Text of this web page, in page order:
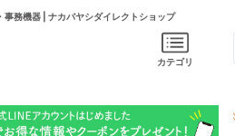
務機器 | ナカバヤシダイレクトショップ
カテゴリ